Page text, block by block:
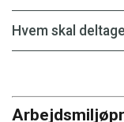
Hvem skal